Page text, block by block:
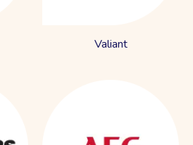
Valiant